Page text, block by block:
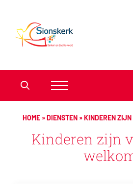
HOME »DIENSTEN »KINDEREN
Kinderen zijn